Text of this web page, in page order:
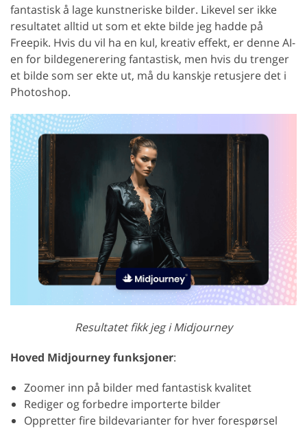
fantastisk å lage kunstneriske bilder. Likevel ser ikke
resultatet alltid ut som et ekte bilde jeg hadde på
Freepik. Hvis du vil ha en kul, kreativ effekt, er denne AI-
en for bildegenerering fantastisk, men hvis du trenger
et bilde som ser ekte ut, må du kanskje retusjere det i
Photoshop.
Resultatet fikk jeg i Midjourney
Hoved Midjourney funksjoner:
Zoomer inn på bilder med fantastisk kvalitet
Rediger og forbedre importerte bilder
Oppretter fire bildevarianter for hver forespørsel